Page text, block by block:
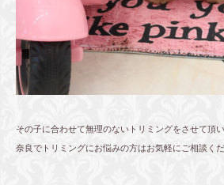
その子に合わせて無理のないトリミングをさせて頂い
奈良でトリミングにお悩みの方はお気軽にご相談くだ